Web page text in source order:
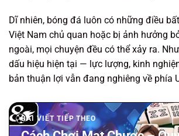
Dĩ nhiên, bóng đá luôn có những điều
Việt Nam chủ quan hoặc bị ảnh hưởng
ngoài, mọi chuyện đều có thể xảy ra.
dấu hiệu hiện tại — lực lượng, kinh
bản thuận lợi vẫn đang nghiêng về phía
BÀI VIẾT TIẾP THEO